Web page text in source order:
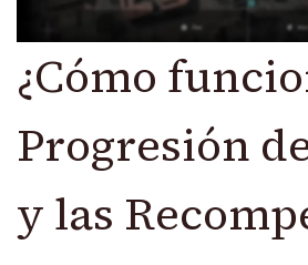
¿Cómo
Progresión
y las